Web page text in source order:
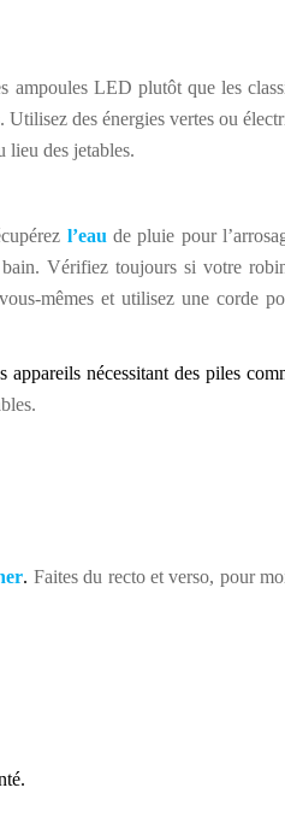
ampoules LED plutôt que les
des énergies vertes ou
lieu des jetables.
l’eau de pluie pour
Vérifiez toujours si votre
mêmes et utilisez une corde
nécessitant des piles
. Faites du recto et verso, pour